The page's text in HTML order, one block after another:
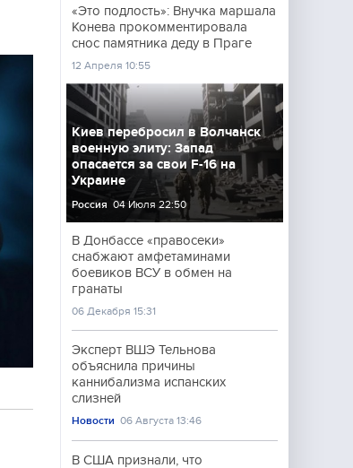
«Это подлость»: Внучка маршала
Конева прокомментировала
снос памятника деду в Праге
12 Апреля 10:55
Киев перебросил в Волчанск
военную элиту: Запад
опасается за свои F-16 на
Украине
Россия 04 Июля 22:50
В Донбассе «правосеки»
снабжают амфетаминами
боевиков ВСУ в обмен на
гранаты
06 Декабря 15:31
Эксперт ВШЭ Тельнова
объяснила причины
каннибализма испанских
слизней
Новости 06 Августа 13:46
В США признали, что